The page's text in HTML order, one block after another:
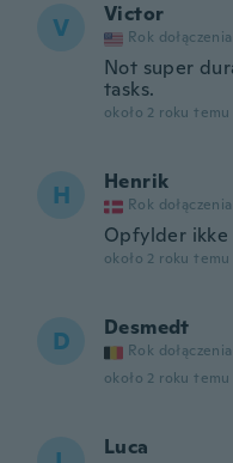
V Victor
Rok
Not super
tasks.
około 2 roku temu
H Henrik
Rok
Opfylder
około 2 roku temu
D Desmedt
Rok
około 2 roku temu
Luca